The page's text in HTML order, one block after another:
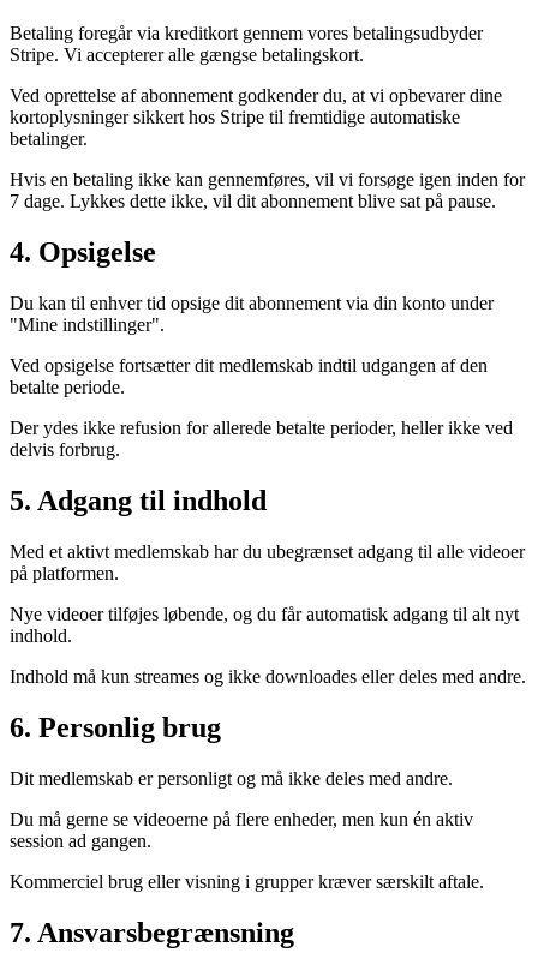
Betaling foregår via kreditkort gennem vores betalingsudbyder
Stripe. Vi accepterer alle gængse betalingskort.
Ved oprettelse af abonnement godkender du, at vi opbevarer dine
kortoplysninger sikkert hos Stripe til fremtidige automatiske
betalinger.
Hvis en betaling ikke kan gennemføres, vil vi forsøge igen inden for
7 dage. Lykkes dette ikke, vil dit abonnement blive sat på pause.
4. Opsigelse
Du kan til enhver tid opsige dit abonnement via din konto under
"Mine indstillinger".
Ved opsigelse fortsætter dit medlemskab indtil udgangen af den
betalte periode.
Der ydes ikke refusion for allerede betalte perioder, heller ikke ved
delvis forbrug.
5. Adgang til indhold
Med et aktivt medlemskab har du ubegrænset adgang til alle videoer
på platformen.
Nye videoer tilføjes løbende, og du får automatisk adgang til alt nyt
indhold.
Indhold må kun streames og ikke downloades eller deles med andre.
6. Personlig brug
Dit medlemskab er personligt og må ikke deles med andre.
Du må gerne se videoerne på flere enheder, men kun én aktiv
session ad gangen.
Kommerciel brug eller visning i grupper kræver særskilt aftale.
7. Ansvarsbegrænsning